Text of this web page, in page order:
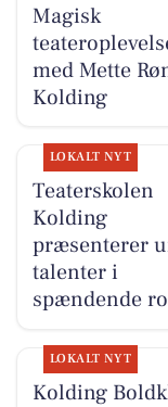
Magisk
med Mette
Kolding
LOKALT NYT
Teaterskolen
Kolding
præsenterer
talenter i
spændende
LOKALT NYT
Kolding